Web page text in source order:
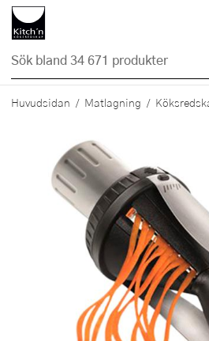
Hopp till huvudinnehållet
Huvudsidan Matlagning